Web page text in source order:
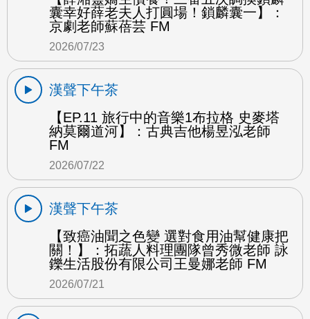
囊幸好薛老夫人打圓場！鎖麟囊一】：
京劇老師蘇蓓芸 FM
2026/07/23
漢聲下午茶
【EP.11 旅行中的音樂1布拉格 史麥塔
納莫爾道河】：古典吉他楊昱泓老師
FM
2026/07/22
漢聲下午茶
【致癌油聞之色變 選對食用油幫健康把
關！】：拓蔬人料理團隊曾秀微老師 詠
鑠生活股份有限公司王曼娜老師 FM
2026/07/21